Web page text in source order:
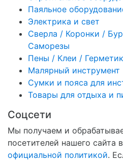
Паяльное
Электрика и свет
Сверла / Коронки /
Саморезы
Пены / Клеи /
Малярный инструмент
Сумки и пояса для
Товары для отдыха и
Соцсети
Мы получаем и
посетителей нашего сайта
официальной политикой.